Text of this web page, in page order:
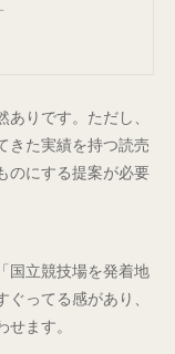
りです。ただし、
きた実績を持つ読売
のにする提案が必要
国立競技場を発着地
ってる感があり、
ます。